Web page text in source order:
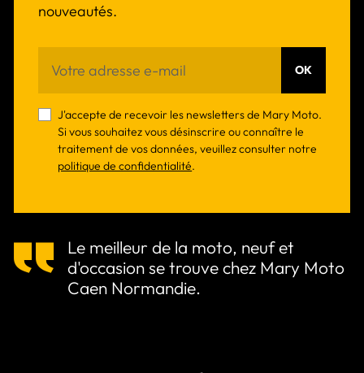
nouveautés.
OK
J'accepte de recevoir les newsletters de Mary Moto.
Si vous souhaitez vous désinscrire ou connaître le
traitement de vos données, veuillez consulter notre
politique de confidentialité.
Le meilleur de la moto, neuf et
d'occasion se trouve chez Mary Moto
Caen Normandie.